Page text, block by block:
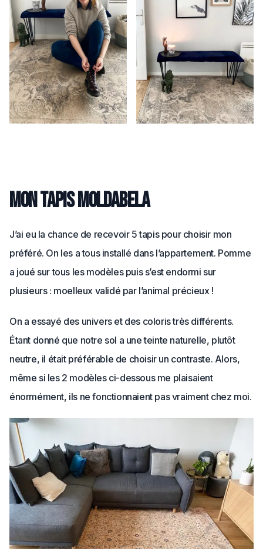
Mon tapis Moldabela
J’ai eu la chance de recevoir 5 tapis pour choisir mon
préféré. On les a tous installé dans l’appartement. Pomme
a joué sur tous les modèles puis s’est endormi sur
plusieurs : moelleux validé par l’animal précieux !
On a essayé des univers et des coloris très différents.
Étant donné que notre sol a une teinte naturelle, plutôt
neutre, il était préférable de choisir un contraste. Alors,
même si les 2 modèles ci-dessous me plaisaient
énormément, ils ne fonctionnaient pas vraiment chez moi.